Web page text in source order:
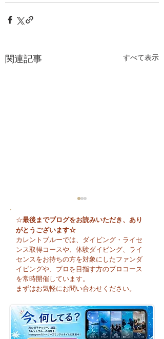
関連記事 すべて表示
夏本番！明日からお泊
まり海洋実習です♪
☆最後までブログをお読みいただき、あり
がとうございます☆
カレントブルーでは、ダイビング・ライセ
ンス取得コースや、体験ダイビング、ライ
センスをお持ちの方を対象にしたファンダ
イビングや、プロを目指す方のプロコース
を常時開催しています。
まずはお気軽にお問い合わせください。